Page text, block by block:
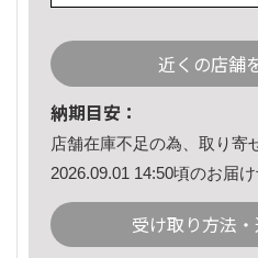
近くの店舗
納期目安：
店舗在庫不足の為、取り寄
2026.09.01 14:50頃のお届け
受け取り方法